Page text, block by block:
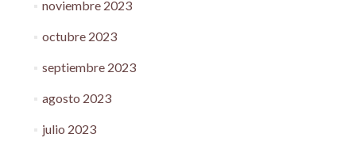
noviembre 2023
octubre 2023
septiembre 2023
agosto 2023
julio 2023